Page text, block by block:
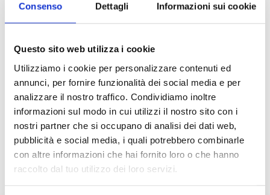
Consenso Dettagli Informazioni sui cookie
Questo sito web utilizza i cookie
Utilizziamo i cookie per personalizzare contenuti ed
annunci, per fornire funzionalità dei social media e per
analizzare il nostro traffico. Condividiamo inoltre
informazioni sul modo in cui utilizzi il nostro sito con i
nostri partner che si occupano di analisi dei dati web,
pubblicità e social media, i quali potrebbero combinarle
con altre informazioni che hai fornito loro o che hanno
raccolto dal tuo utilizzo dei loro servizi.
B1KK15N0V 10 50 G 1/2 M
Beschreibung
Dokumentation
Ersatzteile